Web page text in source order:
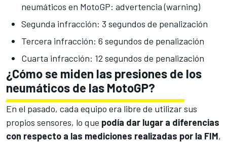
neumáticos en MotoGP: advertencia (warning)
Segunda infracción: 3 segundos de penalización
Tercera infracción: 6 segundos de penalización
Cuarta infracción: 12 segundos de penalización
¿Cómo se miden las presiones de los
neumáticos de las MotoGP?
En el pasado, cada equipo era libre de utilizar sus
propios sensores, lo que podía dar lugar a diferencias
con respecto a las mediciones realizadas por la FIM,